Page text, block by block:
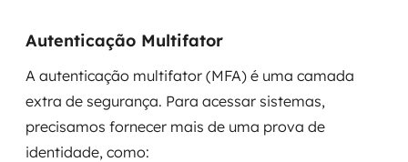
Autenticação Multifator
A autenticação multifator (MFA) é uma camada
extra de segurança. Para acessar sistemas,
precisamos fornecer mais de uma prova de
identidade, como: